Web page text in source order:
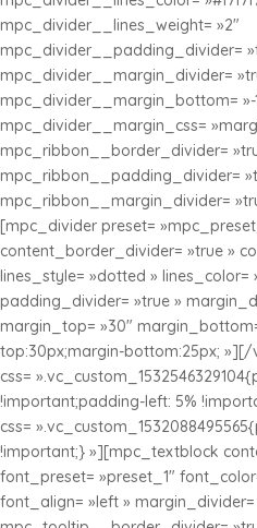
mpc_divider__lines_weight= »2″
mpc_divider__padding_divider=
mpc_divider__margin_divider=
mpc_divider__margin_bottom= »-
mpc_divider__margin_css=
mpc_ribbon__border_divider=
mpc_ribbon__padding_divider=
mpc_ribbon__margin_divider=
[mpc_divider preset=
content_border_divider= »true »
lines_style= »dotted » lines_color=
padding_divider= »true »
margin_top= »30″
top:30px;margin-bottom:25px;
css=
!important;padding-left: 5%
css=
!important;} »][mpc_textblock
font_preset= »preset_1″
font_align= »left » margin_divider=